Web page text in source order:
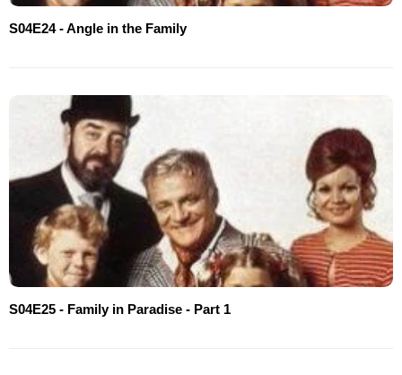
S04E24 - Angle in the Family
S04E25 - Family in Paradise - Part 1